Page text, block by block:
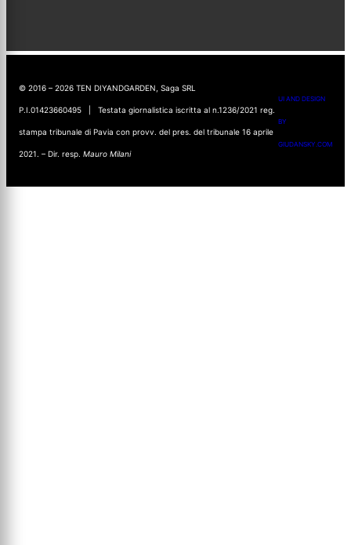
© 2016 – 2026 TEN DIYANDGARDEN, Saga SRL
P.I.01423660495 | Testata giornalistica iscritta al n.1236/2021 reg.
stampa tribunale di Pavia con provv. del pres. del tribunale 16 aprile
2021. – Dir. resp. Mauro Milani
UI AND DESIGN
BY
GIUDANSKY.COM